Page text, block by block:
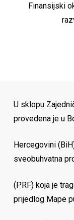
Finansijski
U sklopu
provedena je u
Hercegovini
sveobuhvatna
(PRF) koja je
prijedlog Mape